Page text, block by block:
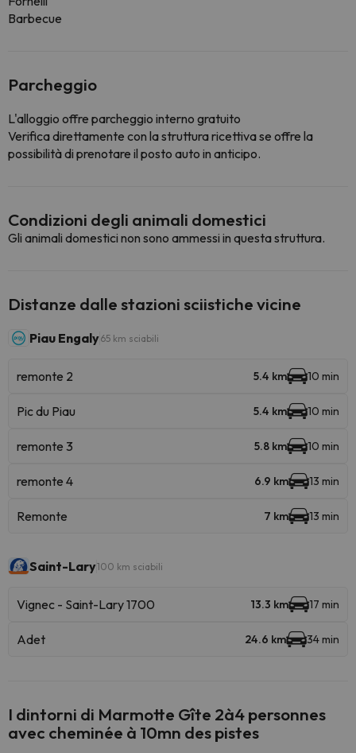
Barbecue
Parcheggio
L'alloggio offre parcheggio interno gratuito
Verifica direttamente con la struttura ricettiva se offre la
possibilità di prenotare il posto auto in anticipo.
Condizioni degli animali domestici
Gli animali domestici non sono ammessi in questa struttura.
Distanze dalle stazioni sciistiche vicine
Piau Engaly65 km sciabili
remonte 2 5.4 km 10 min
Pic du Piau 5.4 km 10 min
remonte 3 5.8 km 10 min
remonte 4 6.9 km 13 min
Remonte 7 km 13 min
Saint-Lary100 km sciabili
Vignec - Saint-Lary 1700 13.3 km 17 min
Adet 24.6 km 34 min
I dintorni di Marmotte Gîte 2à4 personnes
avec cheminée à 10mn des pistes